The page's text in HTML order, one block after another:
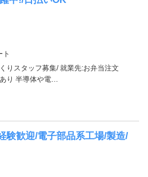
ト
りスタッフ募集/ 就業先:お弁当注文
り 半導体や電…
験歓迎/電子部品系工場/製造/